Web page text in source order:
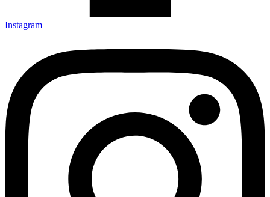
Instagram